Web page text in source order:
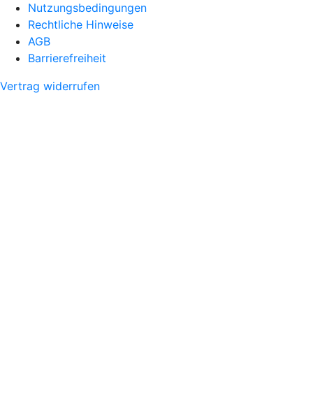
Nutzungsbedingungen
Rechtliche Hinweise
AGB
Barrierefreiheit
Vertrag widerrufen